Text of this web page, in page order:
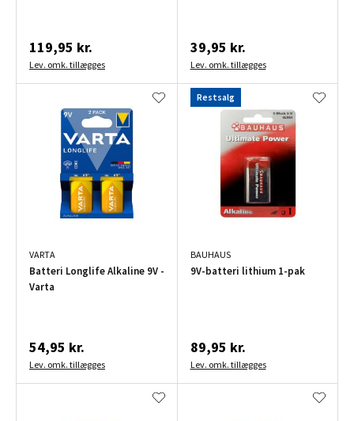
119,95 kr.
Lev. omk. tillægges
39,95 kr.
Lev. omk. tillægges
VARTA
Batteri Longlife Alkaline 9V -
Varta
54,95 kr.
Lev. omk. tillægges
Restsalg
BAUHAUS
9V-batteri lithium 1-pak
89,95 kr.
Lev. omk. tillægges